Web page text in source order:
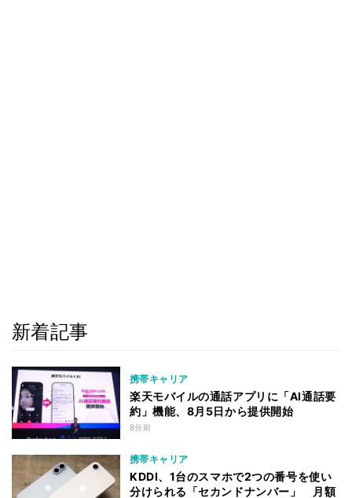
新着記事
携帯キャリア
楽天モバイルの通話アプリに「AI通話要
約」機能、8月5日から提供開始
8分前
携帯キャリア
KDDI、1台のスマホで2つの番号を使い
分けられる「セカンドナンバー」 月額